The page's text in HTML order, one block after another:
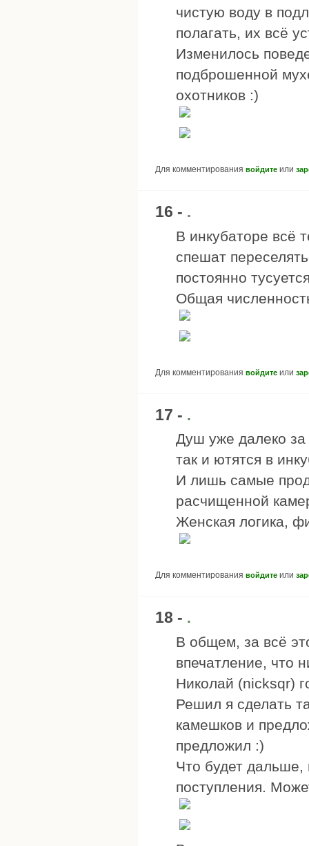
чистую воду в
полагать, их всё
Изменилось
подброшенной
охотников :)
Для комментирования войдите или
16 - .
В инкубаторе всё
спешат
постоянно
Общая
Для комментирования войдите или
17 - .
Душ уже далеко за
так и ютятся в
И лишь самые
расчищенной
Женская логика,
Для комментирования войдите или
18 - .
В общем, за всё
впечатление, что
Николай (nicksqr)
Решил я сделать
камешков и
предложил :)
Что будет
поступления.